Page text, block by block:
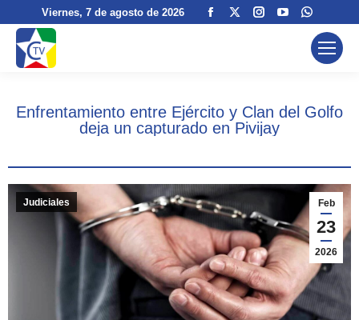
Viernes, 7 de agosto de 2026
Facebook
windowwindow
Instagram
window
YouTube
opens
window
page
opens
window
Enfrentamiento entre Ejército y Clan del Golfo
deja un capturado en Pivijay
Feb
23
2026
Judiciales